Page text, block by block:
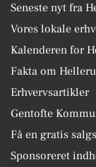
Seneste nyt fra
Vores lokale
Kalenderen for
Fakta om
Erhvervsartikler
Gentofte
Få en gratis
Sponsoreret